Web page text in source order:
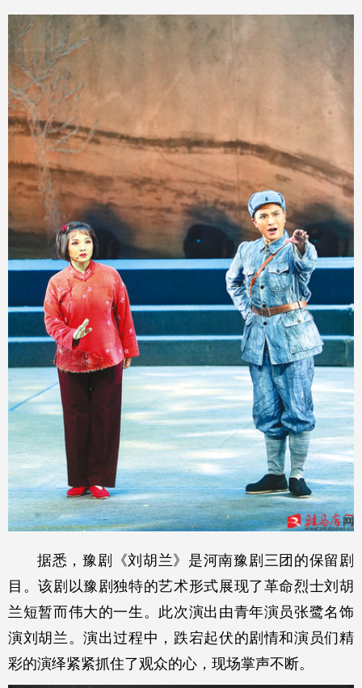
据悉，豫剧《刘胡兰》是河南豫剧三团的保留剧
目。该剧以豫剧独特的艺术形式展现了革命烈士刘胡
兰短暂而伟大的一生。此次演出由青年演员张鹭名饰
演刘胡兰。演出过程中，跌宕起伏的剧情和演员们精
彩的演绎紧紧抓住了观众的心，现场掌声不断。